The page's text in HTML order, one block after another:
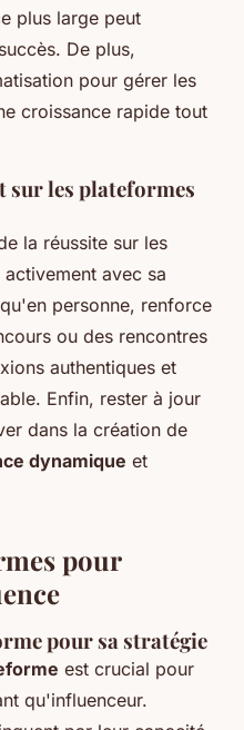
plus large peut
De plus,
pour gérer les
croissance rapide tout
sur les plateformes
la réussite sur les
avec sa
personne, renforce
ou des rencontres
authentiques et
Enfin, rester à jour
dans la création de
dynamique et
pour
pour sa stratégie
est crucial pour
qu'influenceur.